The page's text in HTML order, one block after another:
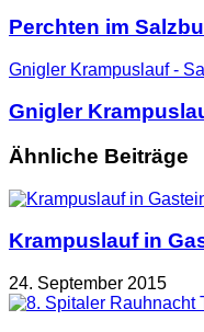
Perchten im
Gnigler Krampuslauf -
Gnigler
Ähnliche Beiträge
Krampuslauf in
24. September 2015